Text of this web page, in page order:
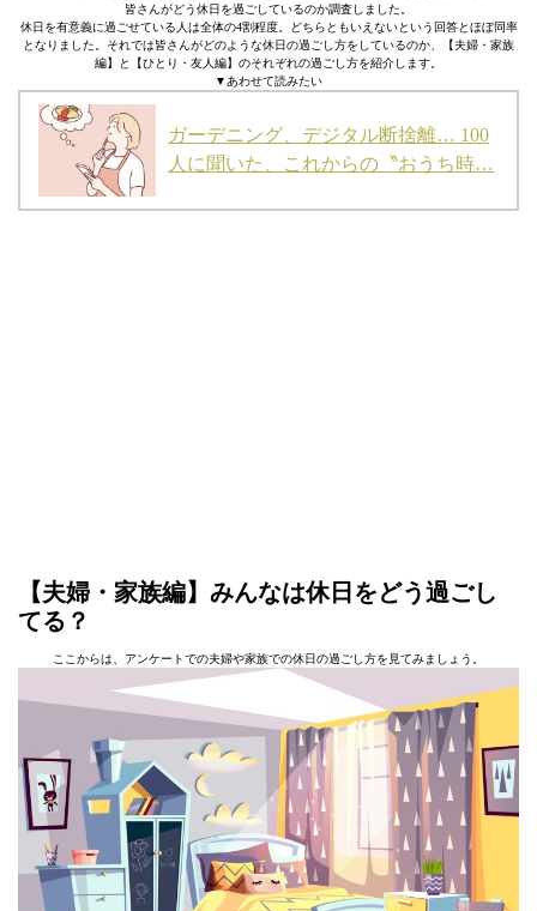
皆さんがどう休日を過ごしているのか調査しました。
休日を有意義に過ごせている人は全体の4割程度。どちらともいえないという回答とほぼ同率
となりました。それでは皆さんがどのような休日の過ごし方をしているのか、【夫婦・家族
編】と【ひとり・友人編】のそれぞれの過ごし方を紹介します。
▼あわせて読みたい
ガーデニング、デジタル断捨離… 100
人に聞いた、これからの〝おうち時…
【夫婦・家族編】みんなは休日をどう過ごし
てる？
ここからは、アンケートでの夫婦や家族での休日の過ごし方を見てみましょう。